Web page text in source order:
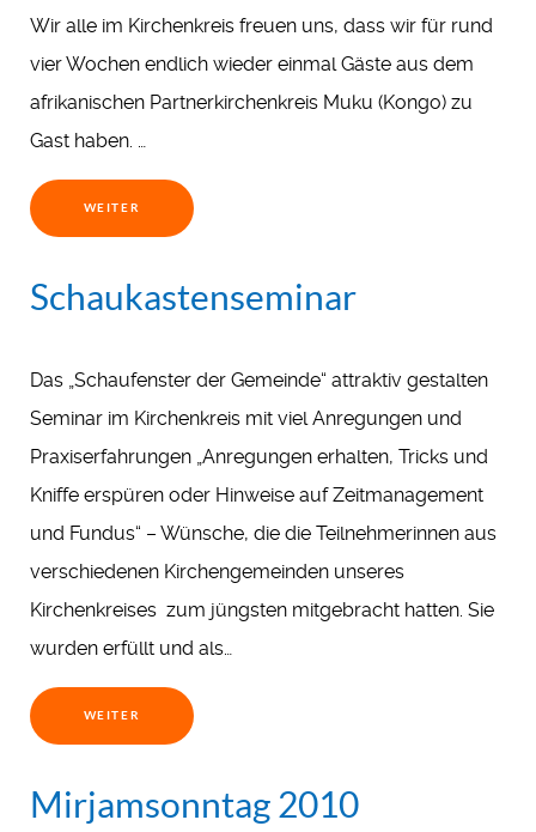
Wir alle im Kirchenkreis freuen uns, dass wir für rund
vier Wochen endlich wieder einmal Gäste aus dem
afrikanischen Partnerkirchenkreis Muku (Kongo) zu
Gast haben. …
WEITER
Schaukastenseminar
Das „Schaufenster der Gemeinde“ attraktiv gestalten
Seminar im Kirchenkreis mit viel Anregungen und
Praxiserfahrungen „Anregungen erhalten, Tricks und
Kniffe erspüren oder Hinweise auf Zeitmanagement
und Fundus“ – Wünsche, die die Teilnehmerinnen aus
verschiedenen Kirchengemeinden unseres
Kirchenkreises zum jüngsten mitgebracht hatten. Sie
wurden erfüllt und als…
WEITER
Mirjamsonntag 2010